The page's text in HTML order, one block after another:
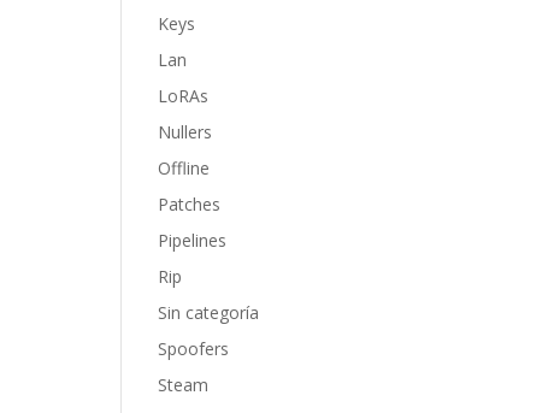
Keys
Lan
LoRAs
Nullers
Offline
Patches
Pipelines
Rip
Sin categoría
Spoofers
Steam